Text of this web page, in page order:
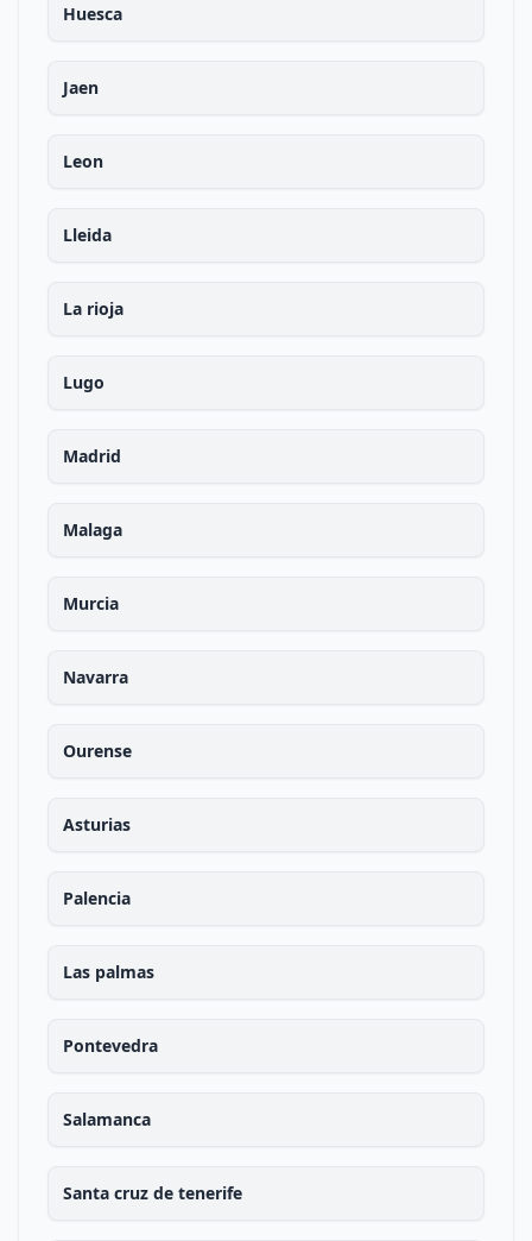
Huesca
Jaen
Leon
Lleida
La rioja
Lugo
Madrid
Malaga
Murcia
Navarra
Ourense
Asturias
Palencia
Las palmas
Pontevedra
Salamanca
Santa cruz de tenerife